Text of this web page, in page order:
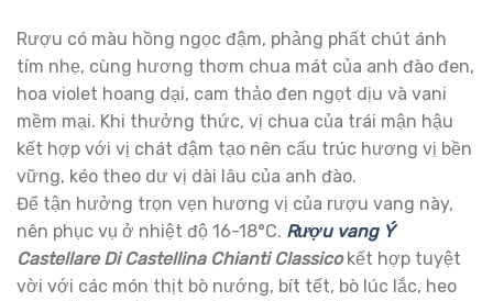
Rượu có màu hồng ngọc đậm, phảng phất chút ánh
tím nhẹ, cùng hương thơm chua mát của anh đào đen,
hoa violet hoang dại, cam thảo đen ngọt dịu và vani
mềm mại. Khi thưởng thức, vị chua của trái mận hậu
kết hợp với vị chát đậm tạo nên cấu trúc hương vị bền
vững, kéo theo dư vị dài lâu của anh đào.
Để tận hưởng trọn vẹn hương vị của rượu vang này,
nên phục vụ ở nhiệt độ 16-18°C. Rượu vang Ý
Castellare Di Castellina Chianti Classicokết hợp tuyệt
vời với các món thịt bò nướng, bít tết, bò lúc lắc, heo